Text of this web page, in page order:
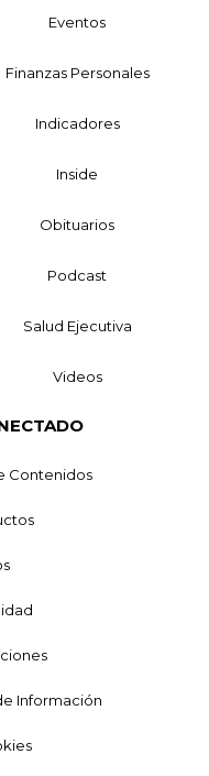
Eventos
Finanzas Personales
Indicadores
Inside
Obituarios
Podcast
Salud Ejecutiva
Videos
Contenidos
Información